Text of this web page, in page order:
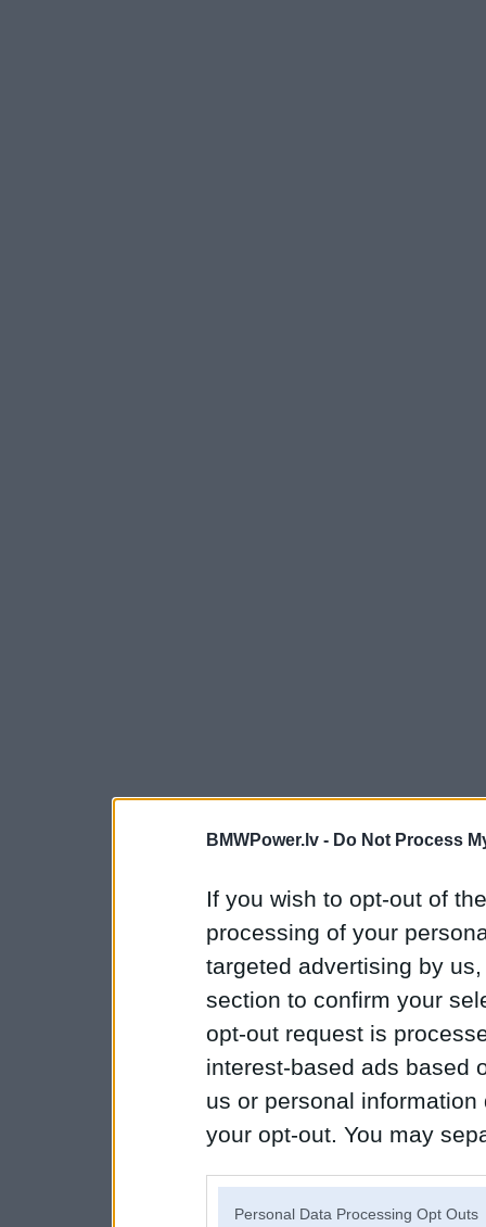
BMWPower.lv - Do Not Process
If you wish to opt-out of
processing of your
targeted advertising by
section to confirm your
opt-out request is
interest-based ads based
us or personal
your opt-out. You may
Personal Data Processing Opt Outs